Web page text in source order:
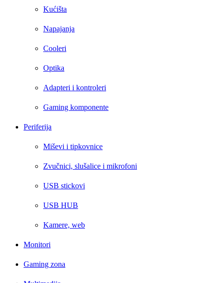
Kućišta
Napajanja
Cooleri
Optika
Adapteri i kontroleri
Gaming komponente
Periferija
Miševi i tipkovnice
Zvučnici, slušalice i mikrofoni
USB stickovi
USB HUB
Kamere, web
Monitori
Gaming zona